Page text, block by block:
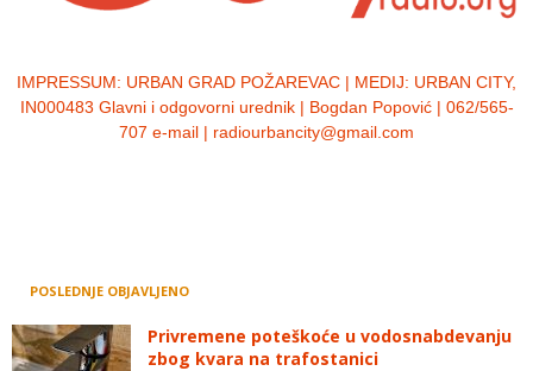
IMPRESSUM: URBAN GRAD POŽAREVAC | MEDIJ: URBAN CITY,
IN000483 Glavni i odgovorni urednik | Bogdan Popović | 062/565-
707 e-mail | radiourbancity@gmail.com
POSLEDNJE OBJAVLJENO
Privremene poteškoće u vodosnabdevanju
zbog kvara na trafostanici